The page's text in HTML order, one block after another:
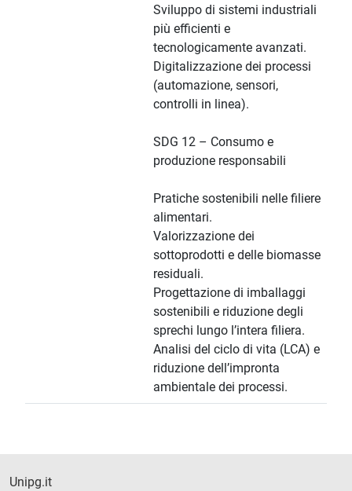
Sviluppo di sistemi industriali
più efficienti e
tecnologicamente avanzati.
Digitalizzazione dei processi
(automazione, sensori,
controlli in linea).
SDG 12 – Consumo e
produzione responsabili
Pratiche sostenibili nelle filiere
alimentari.
Valorizzazione dei
sottoprodotti e delle biomasse
residuali.
Progettazione di imballaggi
sostenibili e riduzione degli
sprechi lungo l’intera filiera.
Analisi del ciclo di vita (LCA) e
riduzione dell’impronta
ambientale dei processi.
Unipg.it